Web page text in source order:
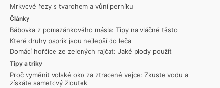
Mrkvové řezy s tvarohem a vůní perníku
Články
Bábovka z pomazánkového másla: Tipy na vláčné těsto
Které druhy paprik jsou nejlepší do leča
Domácí hořčice ze zelených rajčat: Jaké plody použít
Tipy a triky
Proč vyměnit volské oko za ztracené vejce: Zkuste vodu a
získáte sametový žloutek